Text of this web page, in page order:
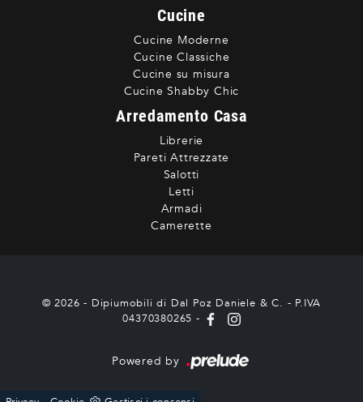
Cucine
Cucine Moderne
Cucine Classiche
Cucine su misura
Cucine Shabby Chic
Arredamento Casa
Librerie
Pareti Attrezzate
Salotti
Letti
Armadi
Camerette
© 2026 - Dipiumobili di Dal Poz Daniele & C. - P.IVA
04370380265 -
Powered by